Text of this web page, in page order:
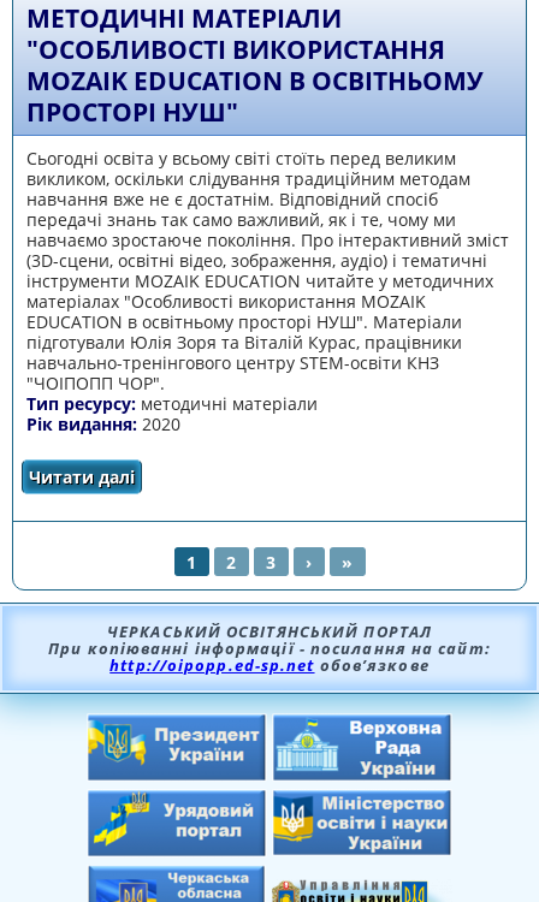
МЕТОДИЧНІ МАТЕРІАЛИ
"ОСОБЛИВОСТІ ВИКОРИСТАННЯ
MOZAIK EDUCATION В ОСВІТНЬОМУ
ПРОСТОРІ НУШ"
Сьогодні освіта у всьому світі стоїть перед великим
викликом, оскільки слідування традиційним методам
навчання вже не є достатнім. Відповідний спосіб
передачі знань так само важливий, як і те, чому ми
навчаємо зростаюче покоління. Про інтерактивний зміст
(3D-сцени, освітні відео, зображення, аудіо) і тематичні
інструменти MOZAIK EDUCATION читайте у методичних
матеріалах "Особливості використання MOZAIK
EDUCATION в освітньому просторі НУШ". Матеріали
підготували Юлія Зоря та Віталій Курас, працівники
навчально-тренінгового центру STEM-освіти КНЗ
"ЧОІПОПП ЧОР".
Тип ресурсу: методичні матеріали
Рік видання: 2020
Читати далі
ОСВІТНЬОМУ ПРОСТОРІ НУШ"
СТОРІНКИ
1 2 3 › »
ЧЕРКАСЬКИЙ ОСВІТЯНСЬКИЙ ПОРТАЛ
При копіюванні інформації - посилання на сайт:
http://oipopp.ed-sp.net обов’язкове